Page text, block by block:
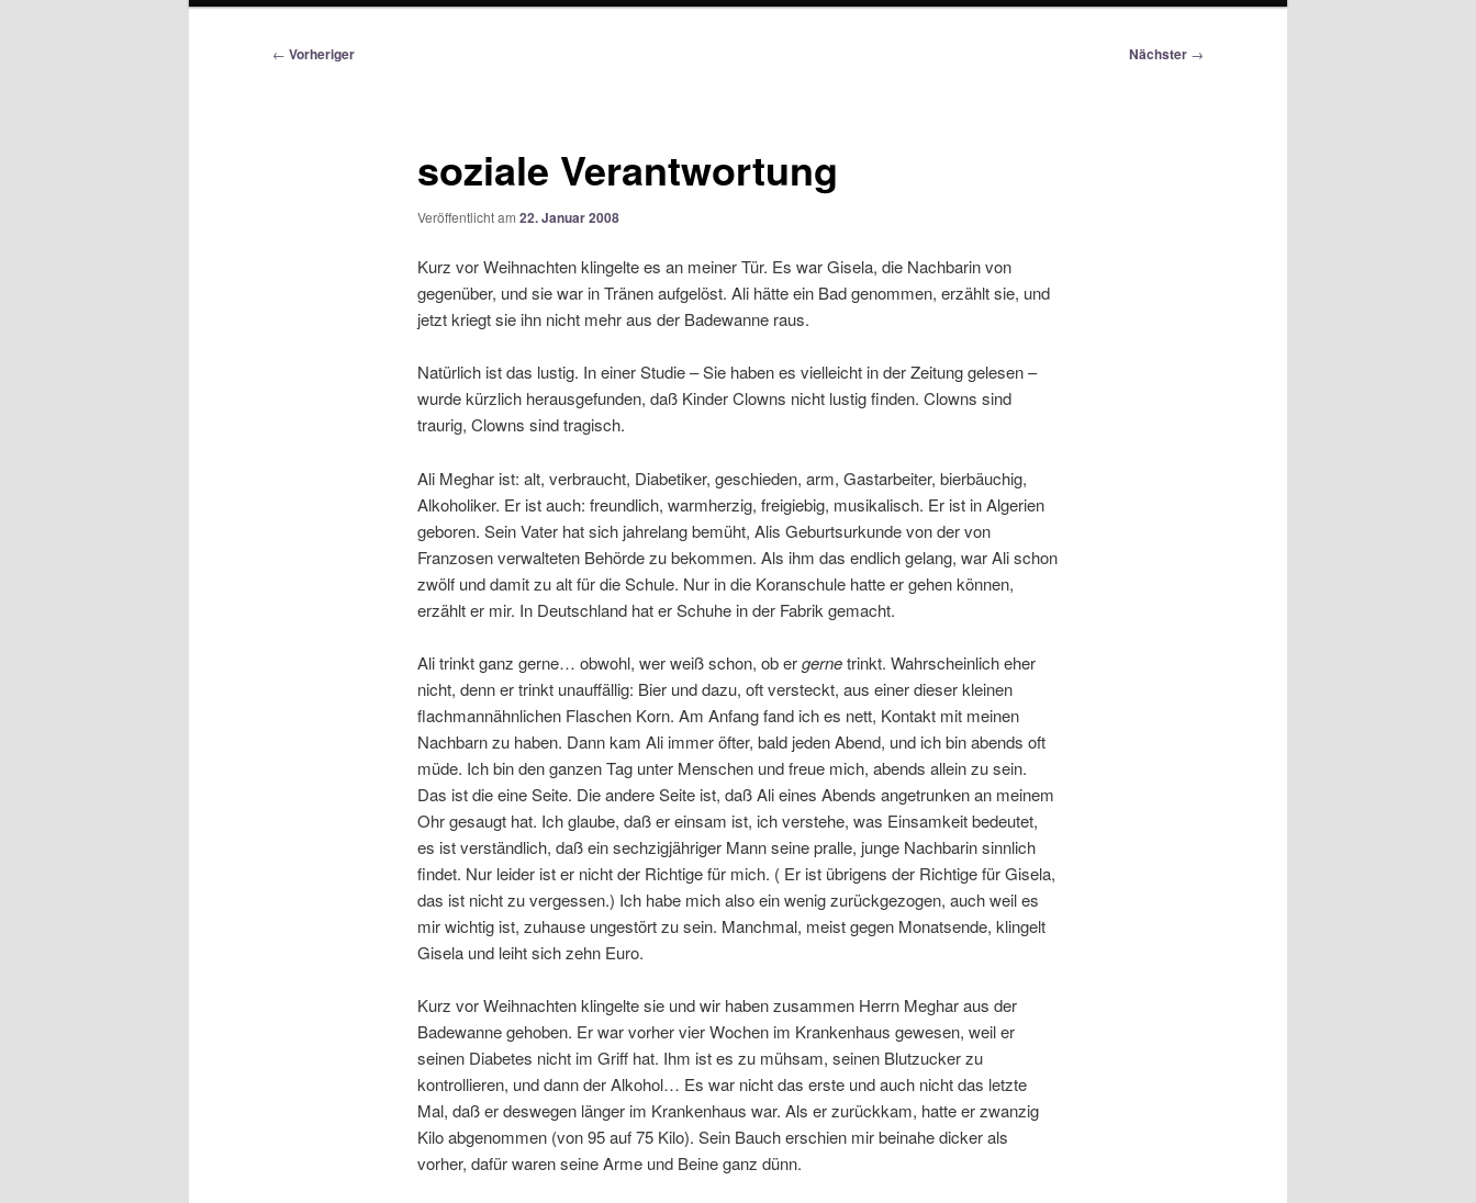
Beitragsnavigation
← Vorheriger Nächster →
soziale Verantwortung
Veröffentlicht am 22. Januar 2008
Kurz vor Weihnachten klingelte es an meiner Tür. Es war Gisela, die Nachbarin von
gegenüber, und sie war in Tränen aufgelöst. Ali hätte ein Bad genommen, erzählt sie, und
jetzt kriegt sie ihn nicht mehr aus der Badewanne raus.
Natürlich ist das lustig. In einer Studie – Sie haben es vielleicht in der Zeitung gelesen –
wurde kürzlich herausgefunden, daß Kinder Clowns nicht lustig finden. Clowns sind
traurig, Clowns sind tragisch.
Ali Meghar ist: alt, verbraucht, Diabetiker, geschieden, arm, Gastarbeiter, bierbäuchig,
Alkoholiker. Er ist auch: freundlich, warmherzig, freigiebig, musikalisch. Er ist in Algerien
geboren. Sein Vater hat sich jahrelang bemüht, Alis Geburtsurkunde von der von
Franzosen verwalteten Behörde zu bekommen. Als ihm das endlich gelang, war Ali schon
zwölf und damit zu alt für die Schule. Nur in die Koranschule hatte er gehen können,
erzählt er mir. In Deutschland hat er Schuhe in der Fabrik gemacht.
Ali trinkt ganz gerne… obwohl, wer weiß schon, ob ergernetrinkt. Wahrscheinlich eher
nicht, denn er trinkt unauffällig: Bier und dazu, oft versteckt, aus einer dieser kleinen
flachmannähnlichen Flaschen Korn. Am Anfang fand ich es nett, Kontakt mit meinen
Nachbarn zu haben. Dann kam Ali immer öfter, bald jeden Abend, und ich bin abends oft
müde. Ich bin den ganzen Tag unter Menschen und freue mich, abends allein zu sein.
Das ist die eine Seite. Die andere Seite ist, daß Ali eines Abends angetrunken an meinem
Ohr gesaugt hat. Ich glaube, daß er einsam ist, ich verstehe, was Einsamkeit bedeutet,
es ist verständlich, daß ein sechzigjähriger Mann seine pralle, junge Nachbarin sinnlich
findet. Nur leider ist er nicht der Richtige für mich. ( Er ist übrigens der Richtige für Gisela,
das ist nicht zu vergessen.) Ich habe mich also ein wenig zurückgezogen, auch weil es
mir wichtig ist, zuhause ungestört zu sein. Manchmal, meist gegen Monatsende, klingelt
Gisela und leiht sich zehn Euro.
Kurz vor Weihnachten klingelte sie und wir haben zusammen Herrn Meghar aus der
Badewanne gehoben. Er war vorher vier Wochen im Krankenhaus gewesen, weil er
seinen Diabetes nicht im Griff hat. Ihm ist es zu mühsam, seinen Blutzucker zu
kontrollieren, und dann der Alkohol… Es war nicht das erste und auch nicht das letzte
Mal, daß er deswegen länger im Krankenhaus war. Als er zurückkam, hatte er zwanzig
Kilo abgenommen (von 95 auf 75 Kilo). Sein Bauch erschien mir beinahe dicker als
vorher, dafür waren seine Arme und Beine ganz dünn.